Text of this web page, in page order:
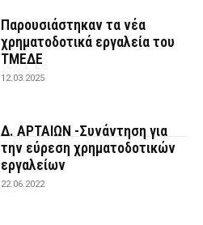
Παρουσιάστηκαν τα νέα
χρηματοδοτικά εργαλεία του
ΤΜΕΔΕ
12.03.2025
Δ. ΑΡΤΑΙΩΝ -Συνάντηση για
την εύρεση χρηματοδοτικών
εργαλείων
22.06.2022